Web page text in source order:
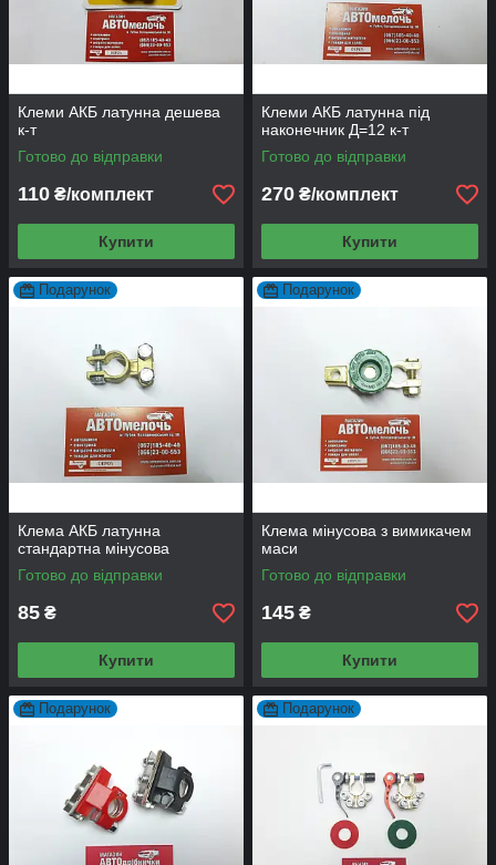
Клеми АКБ латунна дешева
к-т
Готово до відправки
110 ₴/комплект
Купити
Клеми АКБ латунна під
наконечник Д=12 к-т
Готово до відправки
270 ₴/комплект
Купити
Подарунок
Клема АКБ латунна
стандартна мінусова
Готово до відправки
85 ₴
Купити
Подарунок
Клема мінусова з вимикачем
маси
Готово до відправки
145 ₴
Купити
Подарунок Подарунок